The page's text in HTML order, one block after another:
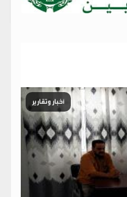
أخبار وتقارير